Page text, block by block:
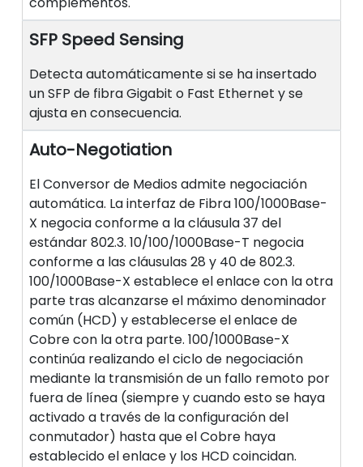
SFP Speed Sensing
Detecta automáticamente si se ha insertado
un SFP de fibra Gigabit o Fast Ethernet y se
ajusta en consecuencia.
Auto-Negotiation
El Conversor de Medios admite negociación
automática. La interfaz de Fibra 100/1000Base-
X negocia conforme a la cláusula 37 del
estándar 802.3. 10/100/1000Base-T negocia
conforme a las cláusulas 28 y 40 de 802.3.
100/1000Base-X establece el enlace con la otra
parte tras alcanzarse el máximo denominador
común (HCD) y establecerse el enlace de
Cobre con la otra parte. 100/1000Base-X
continúa realizando el ciclo de negociación
mediante la transmisión de un fallo remoto por
fuera de línea (siempre y cuando esto se haya
activado a través de la configuración del
conmutador) hasta que el Cobre haya
establecido el enlace y los HCD coincidan.